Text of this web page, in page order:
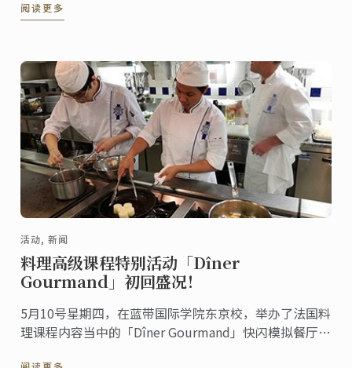
阅读更多
活动, 新闻
料理高级课程特别活动「Dîner
Gourmand」初回盛况！
5月10号星期四，在蓝带国际学院东京校，举办了法国料
理课程内容当中的「Dîner Gourmand」快闪模拟餐厅活